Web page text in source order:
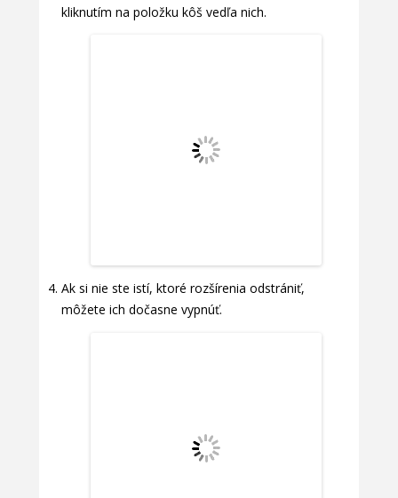
kliknutím na položku kôš vedľa nich.
Ak si nie ste istí, ktoré rozšírenia odstrániť,
môžete ich dočasne vypnúť.